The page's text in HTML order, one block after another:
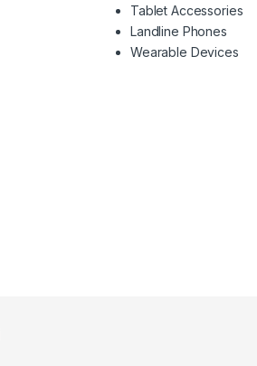
Tablet Accessories
Landline Phones
Wearable Devices